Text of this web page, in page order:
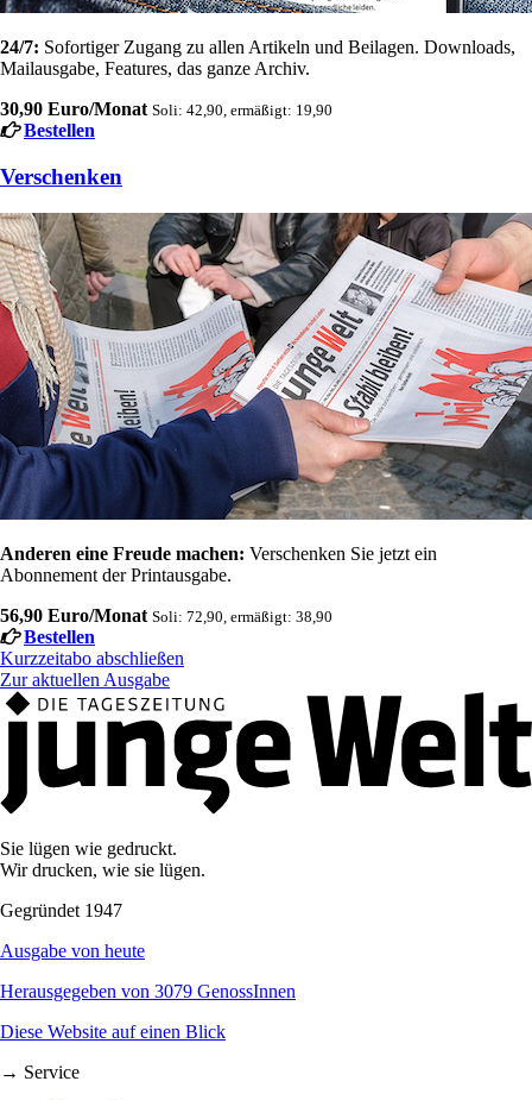
24/7: Sofortiger Zugang zu allen Artikeln und Beilagen. Downloads,
Mailausgabe, Features, das ganze Archiv.
30,90 Euro/Monat Soli: 42,90, ermäßigt: 19,90
Bestellen
Verschenken
Anderen eine Freude machen: Verschenken Sie jetzt ein
Abonnement der Printausgabe.
56,90 Euro/Monat Soli: 72,90, ermäßigt: 38,90
Bestellen
Kurzzeitabo abschließen
Zur aktuellen Ausgabe
Sie lügen wie gedruckt.
Wir drucken, wie sie lügen.
Gegründet 1947
Ausgabe von heute
Herausgegeben von 3079 GenossInnen
Diese Website auf einen Blick
→ Service